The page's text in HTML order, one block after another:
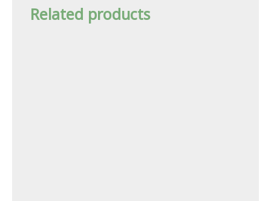
Related products